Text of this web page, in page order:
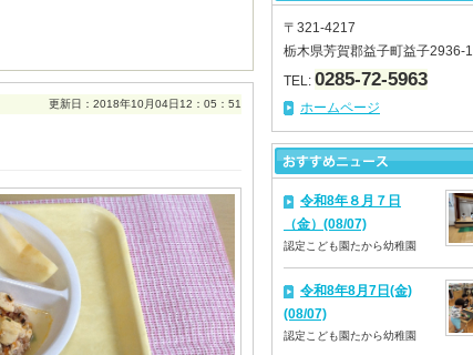
更新日：2018年10月04日12：05：51
〒321-4217
栃木県芳賀郡益子町益子2936-1
TEL: 0285-72-5963
ホームページ
令和8年８月７日
（金）(08/07)
認定こども園たから幼稚園
令和8年8月7日(金)
(08/07)
認定こども園たから幼稚園